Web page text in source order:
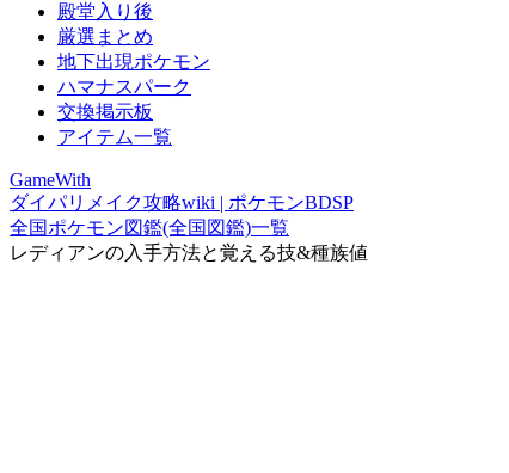
殿堂入り後
厳選まとめ
地下出現ポケモン
ハマナスパーク
交換掲示板
アイテム一覧
GameWith
ダイパリメイク攻略wiki | ポケモンBDSP
全国ポケモン図鑑(全国図鑑)一覧
レディアンの入手方法と覚える技&種族値